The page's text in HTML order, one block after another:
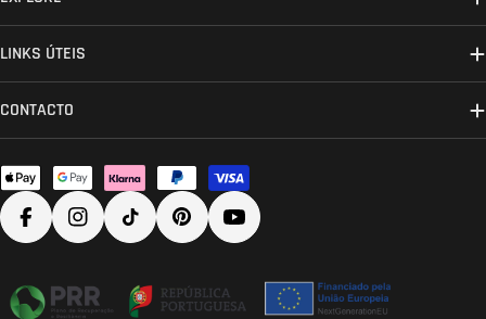
LINKS ÚTEIS
CONTACTO
Métodos
de
pagamento
FacebookInstagram
TikTokPinterestYouTube